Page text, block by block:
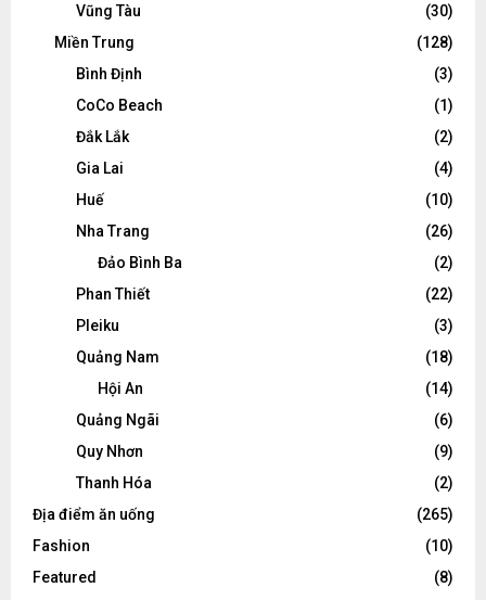
Vũng Tàu
(30)
Miền Trung
(128)
Bình Định
(3)
CoCo Beach
(1)
Đắk Lắk
(2)
Gia Lai
(4)
Huế
(10)
Nha Trang
(26)
Đảo Bình Ba
(2)
Phan Thiết
(22)
Pleiku
(3)
Quảng Nam
(18)
Hội An
(14)
Quảng Ngãi
(6)
Quy Nhơn
(9)
Thanh Hóa
(2)
Địa điểm ăn uống
(265)
Fashion
(10)
Featured
(8)